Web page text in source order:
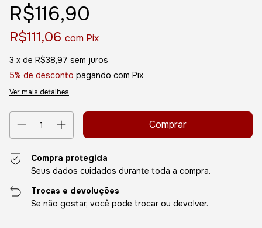
R$116,90
R$111,06 com Pix
3 x de R$38,97 sem juros
5% de desconto pagando com Pix
Ver mais detalhes
Compra protegida
Seus dados cuidados durante toda a compra.
Trocas e devoluções
Se não gostar, você pode trocar ou devolver.